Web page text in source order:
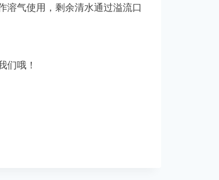
溶气使用，剩余清水通过溢流口
哦！